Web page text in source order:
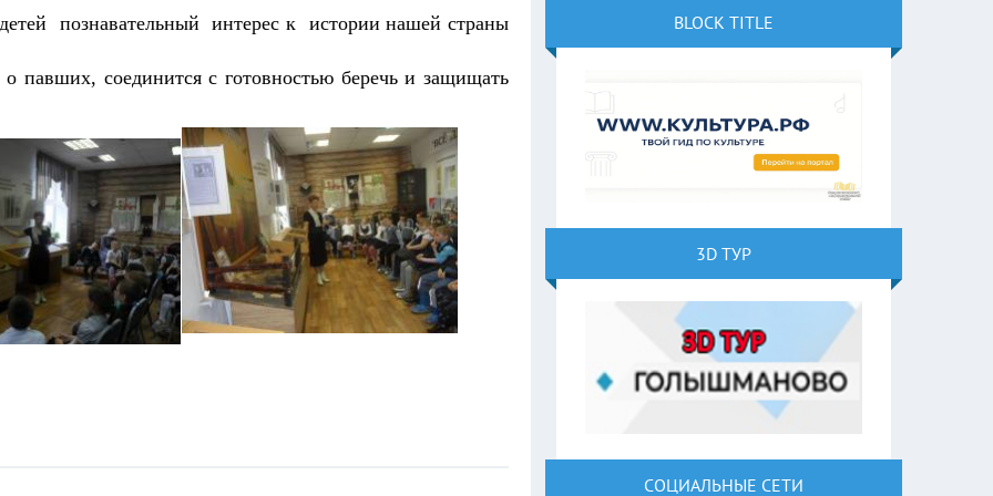
познавательный интерес к истории нашей страны
о павших, соединится с готовностью беречь и защищать
BLOCK TITLE
3D ТУР
СОЦИАЛЬНЫЕ СЕТИ